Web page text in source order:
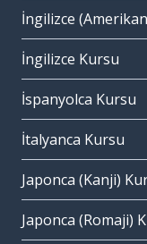
İngilizce
İngilizce Kursu
İspanyolca Kursu
İtalyanca Kursu
Japonca (Kanji)
Japonca (Romaji)